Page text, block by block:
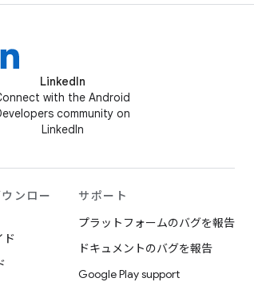
LinkedIn
with the Android
community on
LinkedIn
ンロー
ド
サポート
プラットフォームのバグを報告
ドキュメントのバグを報告
Google Play support